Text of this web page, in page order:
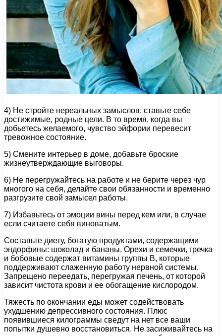
4) Не стройте нереальных замыслов, ставьте себе
достижимые, родные цели. В то время, когда вы
добьетесь желаемого, чувство эйфории перевесит
тревожное состояние.
5) Смените интерьер в доме, добавьте броские
жизнеутверждающие выговоры.
6) Не перегружайтесь на работе и не берите через чур
многого на себя, делайте свои обязанности и временно
разгрузите свой замысел работы.
7) Избавьтесь от эмоции вины перед кем или, в случае
если считаете себя виноватым.
Составьте диету, богатую продуктами, содержащими
эндорфины: шоколад и бананы. Орехи и семечки, гречка
и бобовые содержат витамины группы В, которые
поддерживают слаженную работу нервной системы.
Запрещено переедать, перегружая печень, от которой
зависит чистота крови и ее обогащение кислородом.
Тяжесть по окончании еды может содействовать
ухудшению депрессивного состояния. Плюс
появившиеся килограммы сведут на нет все ваши
попытки душевно восстановиться. Не засиживайтесь на